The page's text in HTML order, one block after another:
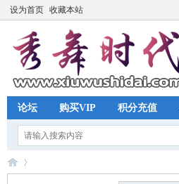
设为首页 收藏本站
论坛 购买VIP 积分充值